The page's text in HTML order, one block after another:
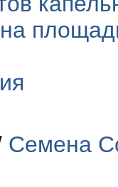
Семена